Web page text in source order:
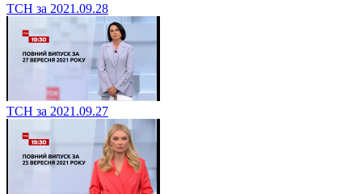
ТСН за 2021.09.28
ТСН за 2021.09.27